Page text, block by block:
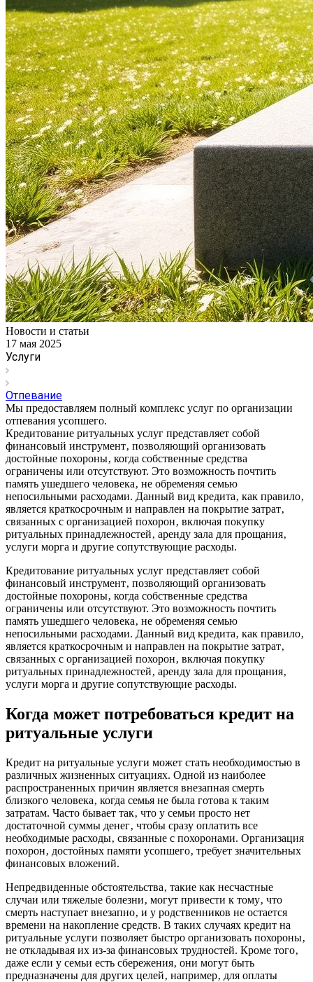
Новости и статьи
17 мая 2025
Услуги
Отпевание
Мы предоставляем полный комплекс услуг по организации
отпевания усопшего.
Кредитование ритуальных услуг представляет собой
финансовый инструмент‚ позволяющий организовать
достойные похороны‚ когда собственные средства
ограничены или отсутствуют. Это возможность почтить
память ушедшего человека‚ не обременяя семью
непосильными расходами. Данный вид кредита‚ как правило‚
является краткосрочным и направлен на покрытие затрат‚
связанных с организацией похорон‚ включая покупку
ритуальных принадлежностей‚ аренду зала для прощания‚
услуги морга и другие сопутствующие расходы.
Кредитование ритуальных услуг представляет собой
финансовый инструмент‚ позволяющий организовать
достойные похороны‚ когда собственные средства
ограничены или отсутствуют. Это возможность почтить
память ушедшего человека‚ не обременяя семью
непосильными расходами. Данный вид кредита‚ как правило‚
является краткосрочным и направлен на покрытие затрат‚
связанных с организацией похорон‚ включая покупку
ритуальных принадлежностей‚ аренду зала для прощания‚
услуги морга и другие сопутствующие расходы.
Когда может потребоваться кредит на
ритуальные услуги
Кредит на ритуальные услуги может стать необходимостью в
различных жизненных ситуациях. Одной из наиболее
распространенных причин является внезапная смерть
близкого человека‚ когда семья не была готова к таким
затратам. Часто бывает так‚ что у семьи просто нет
достаточной суммы денег‚ чтобы сразу оплатить все
необходимые расходы‚ связанные с похоронами. Организация
похорон‚ достойных памяти усопшего‚ требует значительных
финансовых вложений.
Непредвиденные обстоятельства‚ такие как несчастные
случаи или тяжелые болезни‚ могут привести к тому‚ что
смерть наступает внезапно‚ и у родственников не остается
времени на накопление средств. В таких случаях кредит на
ритуальные услуги позволяет быстро организовать похороны‚
не откладывая их из-за финансовых трудностей. Кроме того‚
даже если у семьи есть сбережения‚ они могут быть
предназначены для других целей‚ например‚ для оплаты